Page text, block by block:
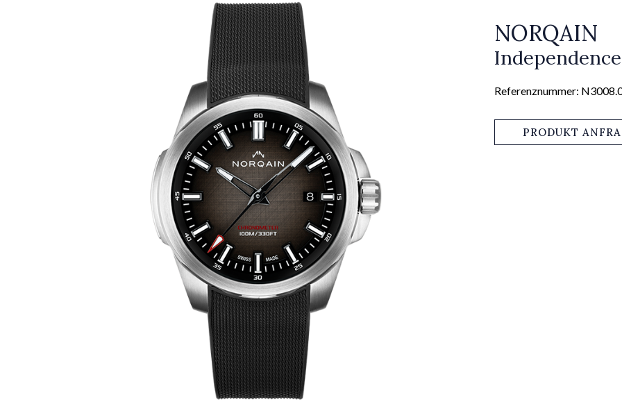
NORQAIN
Referenznummer:
PRODUKT